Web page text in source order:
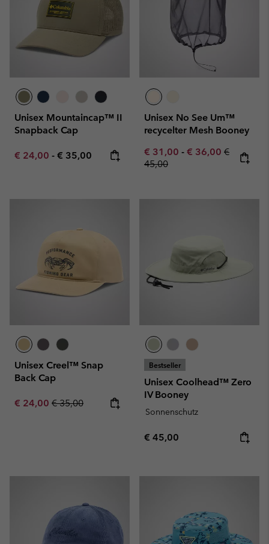
Unisex Mountaincap™ II
Snapback Cap
Minimum sale price:
€ 24,00 - Maximum price:
€ 35,00
Unisex No See Um™
recycelter Mesh Booney
Minimum sale price:
€ 31,00 - Maximum sale
€ 36,00 Regular
€
45,00
Unisex Creel™ Snap
Back Cap
Sale price:
€ 24,00 Regular price:
€ 35,00
Bestseller
Unisex Coolhead™ Zero
IV Booney
Sonnenschutz
Regular price:
€ 45,00